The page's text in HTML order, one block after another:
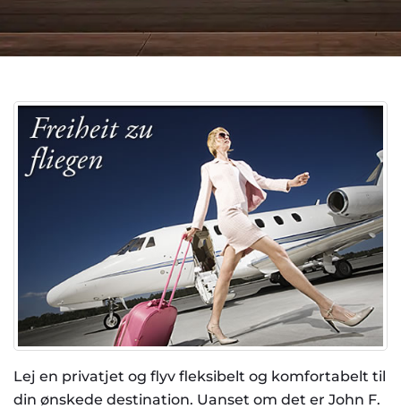
Lej en privatjet og flyv fleksibelt og komfortabelt til
din ønskede destination. Uanset om det er John F.